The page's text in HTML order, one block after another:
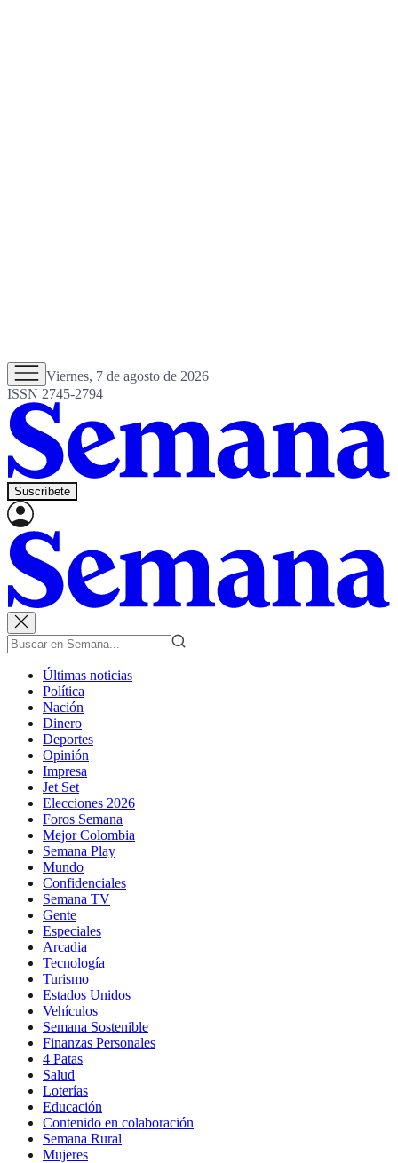
Viernes, 7 de agosto de 2026
ISSN 2745-2794
Suscríbete
Últimas noticias
Política
Nación
Dinero
Deportes
Opinión
Impresa
Jet Set
Elecciones 2026
Foros Semana
Mejor Colombia
Semana Play
Mundo
Confidenciales
Semana TV
Gente
Especiales
Arcadia
Tecnología
Turismo
Estados Unidos
Vehículos
Semana Sostenible
Finanzas Personales
4 Patas
Salud
Loterías
Educación
Contenido en colaboración
Semana Rural
Mujeres